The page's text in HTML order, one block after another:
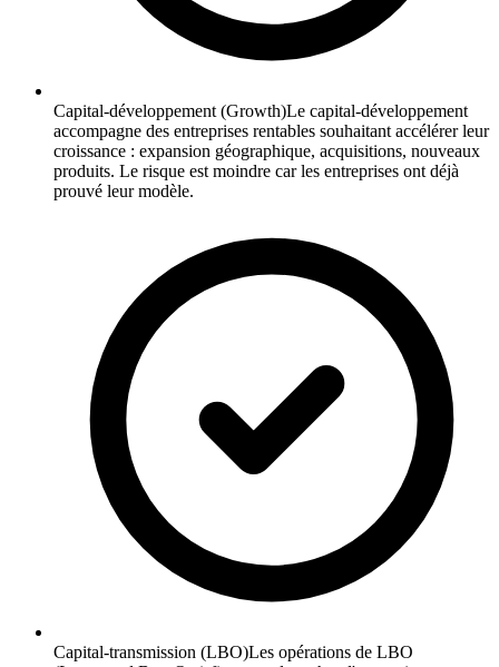
Capital-développement (Growth)Le capital-développement
accompagne des entreprises rentables souhaitant accélérer leur
croissance : expansion géographique, acquisitions, nouveaux
produits. Le risque est moindre car les entreprises ont déjà
prouvé leur modèle.
Capital-transmission (LBO)Les opérations de LBO